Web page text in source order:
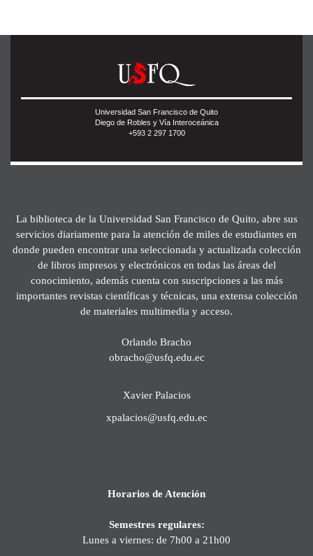
Universidad San Francisco de Quito
Diego de Robles y Vía Interoceánica
+593 2 297 1700
La biblioteca de la Universidad San Francisco de Quito, abre sus
servicios diariamente para la atención de miles de estudiantes en
donde pueden encontrar una seleccionada y actualizada colección
de libros impresos y electrónicos en todas las áreas del
conocimiento, además cuenta con suscripciones a las más
importantes revistas científicas y técnicas, una extensa colección
de materiales multimedia y acceso.
Orlando Bracho
obracho@usfq.edu.ec
Xavier Palacios
xpalacios@usfq.edu.ec
Horarios de Atención
Semestres regulares:
Lunes a viernes: de 7h00 a 21h00